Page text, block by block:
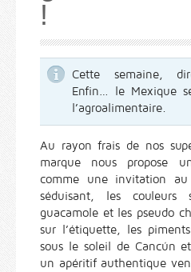
!
Cette semaine,
Enfin… le Mexique
l’agroalimentaire.
Au rayon frais de nos
marque nous propose
comme une invitation
séduisant, les couleurs
guacamole et les pseudo
sur l’étiquette, les
sous le soleil de Cancún
un apéritif authentique